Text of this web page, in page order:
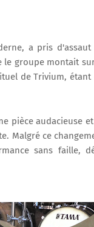
a pris d'assaut
groupe montait
de Trivium,
pièce audacieuse
Malgré ce
sans faille,